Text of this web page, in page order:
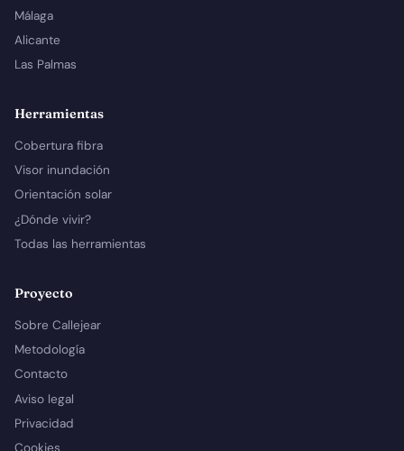
Málaga
Alicante
Las Palmas
Herramientas
Cobertura fibra
Visor inundación
Orientación solar
¿Dónde vivir?
Todas las herramientas
Proyecto
Sobre Callejear
Metodología
Contacto
Aviso legal
Privacidad